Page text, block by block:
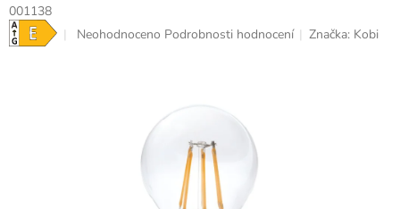
001138
Průměrné
Neohodnoceno Podrobnosti hodnocení Značka: Kobi